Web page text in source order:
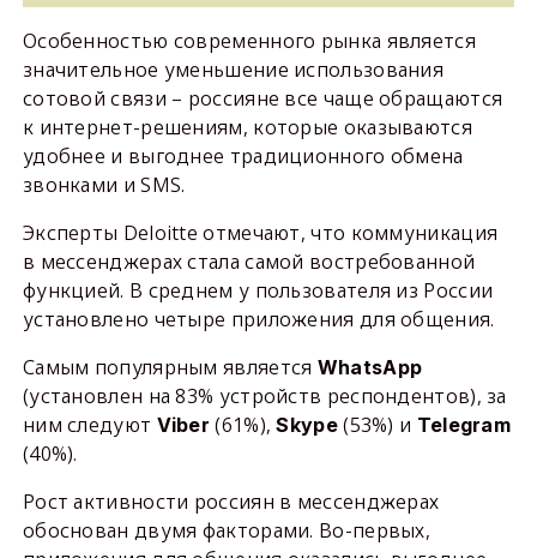
Особенностью современного рынка является
значительное уменьшение использования
сотовой связи – россияне все чаще обращаются
к интернет-решениям, которые оказываются
удобнее и выгоднее традиционного обмена
звонками и SMS.
Эксперты Deloitte отмечают, что коммуникация
в мессенджерах стала самой востребованной
функцией. В среднем у пользователя из России
установлено четыре приложения для общения.
Самым популярным является WhatsApp
(установлен на 83% устройств респондентов), за
ним следуют Viber (61%),Skype(53%) и Telegram
(40%).
Рост активности россиян в мессенджерах
обоснован двумя факторами. Во-первых,